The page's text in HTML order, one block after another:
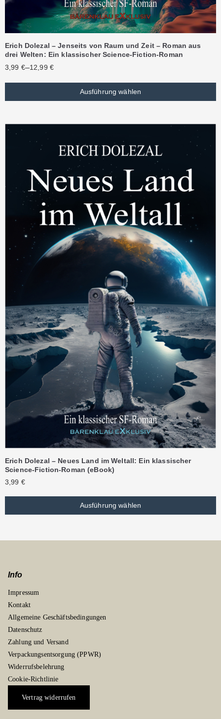
Erich Dolezal – Jenseits von Raum und Zeit – Roman aus
drei Welten: Ein klassischer Science-Fiction-Roman
3,99 €–12,99 €
Ausführung wählen
Erich Dolezal – Neues Land im Weltall: Ein klassischer
Science-Fiction-Roman (eBook)
3,99 €
Ausführung wählen
Info
Impressum
Kontakt
Allgemeine Geschäftsbedingungen
Datenschutz
Zahlung und Versand
Verpackungsentsorgung (PPWR)
Widerrufsbelehrung
Cookie-Richtlinie
Vertrag widerrufen